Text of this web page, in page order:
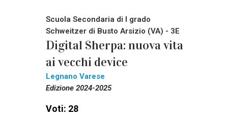
Scuola Secondaria di I grado
Schweitzer di Busto Arsizio (VA) - 3E
Digital Sherpa: nuova vita
ai vecchi device
Legnano Varese
Edizione 2024-2025
Voti: 28